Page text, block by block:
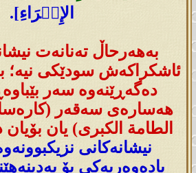
الإِسۡرَاءِ].
بەهەرحاڵ تەنانەت
ئاشکراکەش سودێکی نیە؛
دەگەڕێنەوە سەر
هەسارەی سەقەر
الطامة الكبری) یان
نیشانەکانی
یادەوەریەکی بۆ